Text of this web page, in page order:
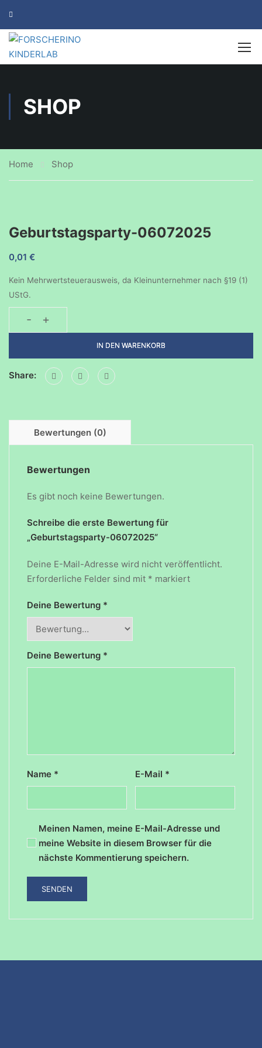
SHOP
Home Shop
Geburtstagsparty-06072025
0,01 €
Kein Mehrwertsteuerausweis, da Kleinunternehmer nach §19 (1)
UStG.
-
Geburtstagsparty-
+
IN DEN WARENKORB
Share:
Bewertungen (0)
Bewertungen
Es gibt noch keine Bewertungen.
Schreibe die erste Bewertung für
„Geburtstagsparty-06072025“
Deine E-Mail-Adresse wird nicht veröffentlicht.
Erforderliche Felder sind mit * markiert
Deine Bewertung *
Deine Bewertung *
Name * E-Mail *
Meinen Namen, meine E-Mail-Adresse und
meine Website in diesem Browser für die
nächste Kommentierung speichern.